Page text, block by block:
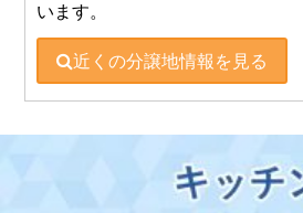
います。
近くの分譲地情報を見る